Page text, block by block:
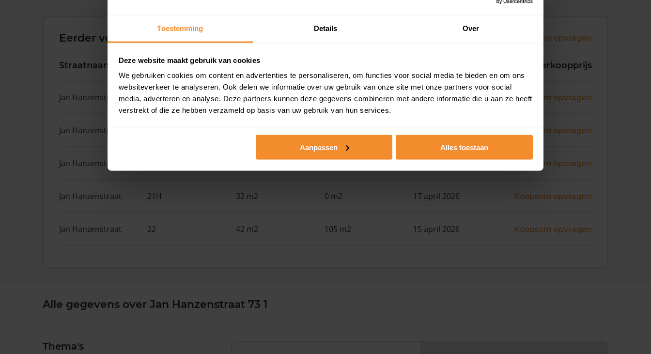
Toestemming Details Over
Deze website maakt gebruik van cookies
We gebruiken cookies om content en advertenties te personaliseren, om functies voor social media te bieden en om ons
websiteverkeer te analyseren. Ook delen we informatie over uw gebruik van onze site met onze partners voor social
media, adverteren en analyse. Deze partners kunnen deze gegevens combineren met andere informatie die u aan ze heeft
verstrekt of die ze hebben verzameld op basis van uw gebruik van hun services.
Aanpassen Alles toestaan
Eerder verkochte woningen in de buurt Andere koopsommen opvragen
Straatnaam Huisnr. Woonoppervlak Verkoopprijs
Jan Hanzenstraat 82 140 m2 265 m2 26 juni 2026 Koopsom opvragen
Jan Hanzenstraat Koopsom opvragen
Jan Hanzenstraat 84 m2 78 m2 01 mei 2026 Koopsom opvragen
Jan Hanzenstraat 21H 32 m2 0 m2 17 april 2026 Koopsom opvragen
Jan Hanzenstraat 22 42 m2 105 m2 15 april 2026 Koopsom opvragen
Alle gegevens over Jan Hanzenstraat 73 1
Thema's